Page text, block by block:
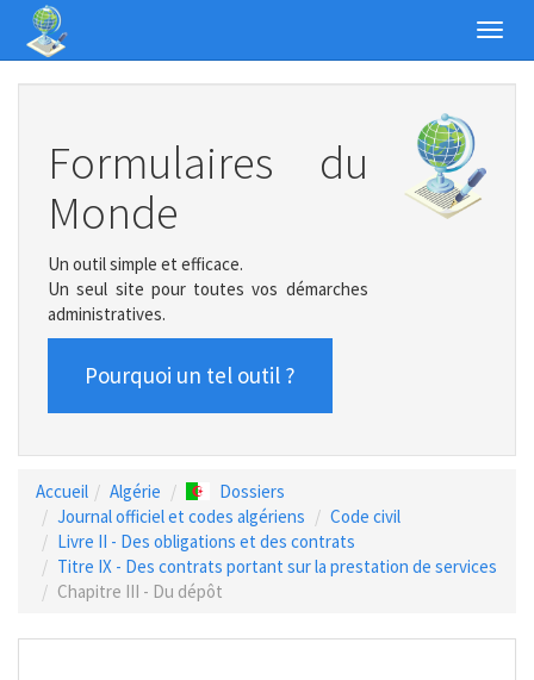
Formulaires du
Monde
Un outil simple et efficace.
Un seul site pour toutes vos démarches
administratives.
Pourquoi un tel outil ?
Accueil Algérie
Dossiers
Journal officiel et codes algériens
Code civil
Livre II - Des obligations et des contrats
Titre IX - Des contrats portant sur la prestation de services
Chapitre III - Du dépôt